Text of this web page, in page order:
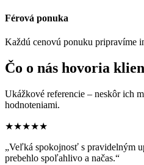
Férová ponuka
Každú cenovú ponuku pripravíme
Čo o nás hovoria
Ukážkové referencie – neskôr ich
hodnoteniami.
★★★★★
„Veľká spokojnosť s pravidelným
prebehlo spoľahlivo a načas.“